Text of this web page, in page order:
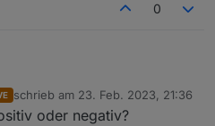
0
über "Erzeugung +
eingestellt:
schrieb am 23. Feb. 2023, 21:36
zuletzt editiert von
oder negativ?